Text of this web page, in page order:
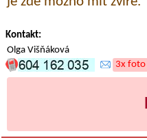
Kontakt:
Olga Višňáková
3x foto